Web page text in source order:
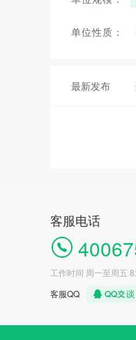
单位性质：
最新发布
客服电话
工作时间 周一至周五
客服QQ